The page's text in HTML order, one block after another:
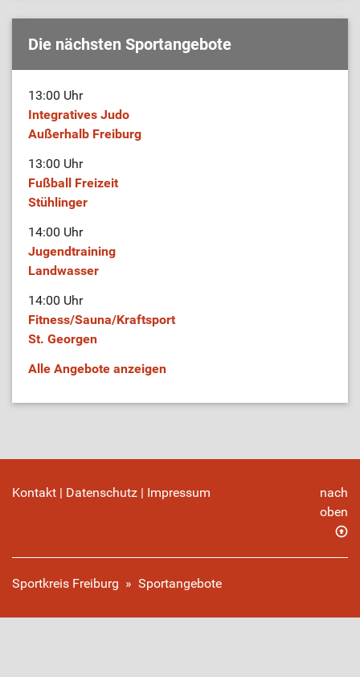
Die nächsten Sportangebote
13:00 Uhr
Integratives Judo
Außerhalb Freiburg
13:00 Uhr
Fußball Freizeit
Stühlinger
14:00 Uhr
Jugendtraining
Landwasser
14:00 Uhr
Fitness/Sauna/Kraftsport
St. Georgen
Alle Angebote anzeigen
Kontakt | Datenschutz | Impressum
nach
oben
Sportkreis Freiburg » Sportangebote